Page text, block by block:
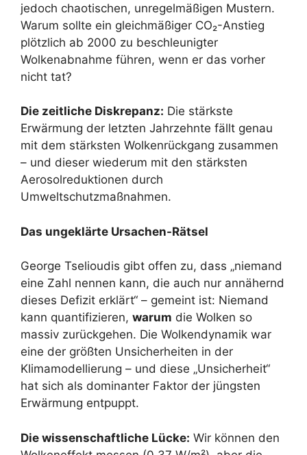
jedoch chaotischen, unregelmäßigen Mustern.
Warum sollte ein gleichmäßiger CO₂-Anstieg
plötzlich ab 2000 zu beschleunigter
Wolkenabnahme führen, wenn er das vorher
nicht tat?
Die zeitliche Diskrepanz: Die stärkste
Erwärmung der letzten Jahrzehnte fällt genau
mit dem stärksten Wolkenrückgang zusammen
– und dieser wiederum mit den stärksten
Aerosolreduktionen durch
Umweltschutzmaßnahmen.
Das ungeklärte Ursachen-Rätsel
George Tselioudis gibt offen zu, dass „niemand
eine Zahl nennen kann, die auch nur annähernd
dieses Defizit erklärt“ – gemeint ist: Niemand
kann quantifizieren, warum die Wolken so
massiv zurückgehen. Die Wolkendynamik war
eine der größten Unsicherheiten in der
Klimamodellierung – und diese „Unsicherheit“
hat sich als dominanter Faktor der jüngsten
Erwärmung entpuppt.
Die wissenschaftliche Lücke: Wir können den